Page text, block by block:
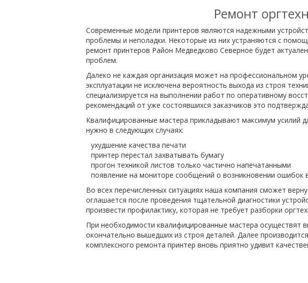
Ремонт
Современные модели принтеров являются надежными
проблемы и неполадки. Некоторые из них устраняются с
ремонт принтеров Район Медведково Северное будет
проблем.
Далеко не каждая организация может на профессиональном
эксплуатации не исключена вероятность выхода из строя
специализируется на выполнении работ по оперативному
рекомендаций от уже состоявшихся заказчиков это
Квалифицированные мастера прикладывают максимум усилий
нужно в следующих случаях:
ухудшение качества печати
принтер перестал захватывать бумагу
прогон техникой листов только частично напечатанными
появление на мониторе сообщений о возникновении ошибок
Во всех перечисленных ситуациях наша компания сможет
оглашается после проведения тщательной диагностики
произвести профилактику, которая не требует разборки
При необходимости квалифицированные мастера осуществят
окончательно вышедших из строя деталей. Далее
комплексного ремонта принтер вновь приятно удивит